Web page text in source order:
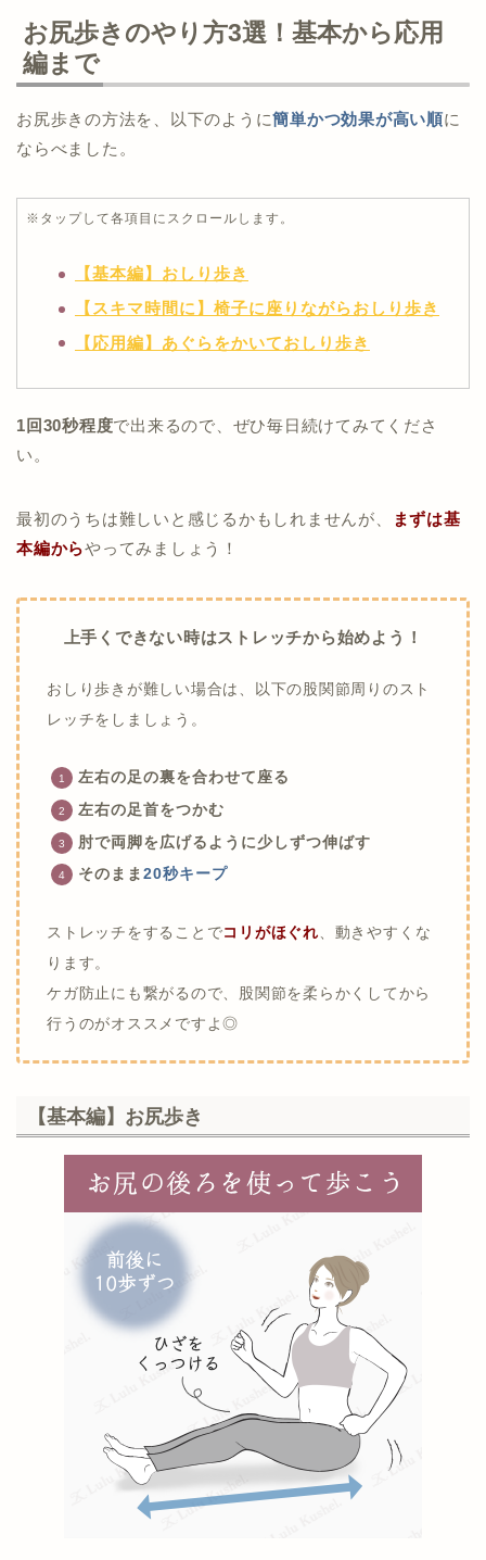
お尻歩きのやり方3選！基本から応用
編まで
お尻歩きの方法を、以下のように簡単かつ効果が高い順に
ならべました。
※タップして各項目にスクロールします。
【基本編】おしり歩き
【スキマ時間に】椅子に座りながらおしり歩き
【応用編】あぐらをかいておしり歩き
1回30秒程度で出来るので、ぜひ毎日続けてみてくださ
い。
最初のうちは難しいと感じるかもしれませんが、
まずは基
本編からやってみましょう！
上手くできない時はストレッチから始めよう！
おしり歩きが難しい場合は、以下の股関節周りのスト
レッチをしましょう。
左右の足の裏を合わせて座る
左右の足首をつかむ
肘で両脚を広げるように少しずつ伸ばす
そのまま20秒キープ
ストレッチをすることでコ リ がほぐれ、動きやすくな
ります。
ケガ防止にも繋がるので、股関節を柔らかくしてから
行うのがオススメですよ◎
【基本編】お尻歩き